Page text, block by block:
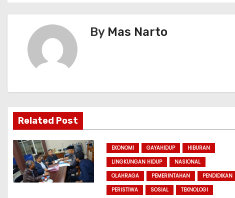
s
i
g
a
t
By Mas Narto
Related Post
EKONOMI GAYAHIDUP
HIBURAN
LINGKUNGAN HIDUP
NASIONAL
OLAHRAGA
PEMERINTAHAN
PENDIDIKAN
PERISTIWA
SOSIAL TEKNOLOGI